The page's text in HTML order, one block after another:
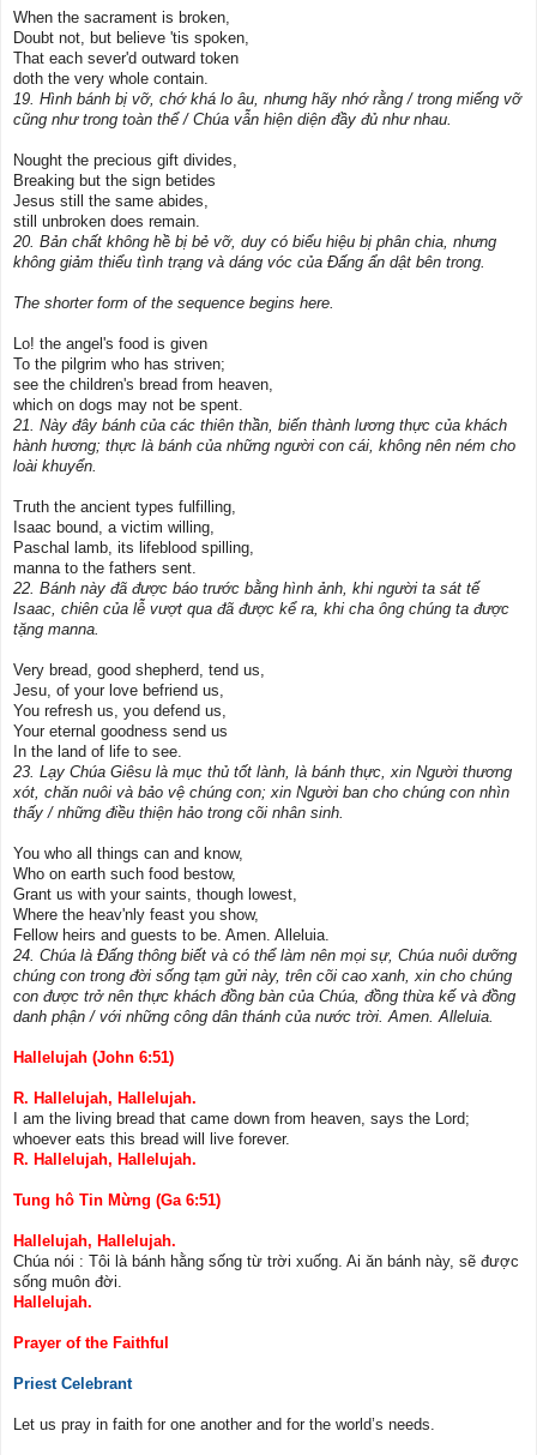
When the sacrament is broken,
Doubt not, but believe 'tis spoken,
That each sever'd outward token
doth the very whole contain.
19. Hình bánh bị vỡ, chớ khá lo âu, nhưng hãy nhớ rằng / trong miếng vỡ
cũng như trong toàn thể / Chúa vẫn hiện diện đầy đủ như nhau.
Nought the precious gift divides,
Breaking but the sign betides
Jesus still the same abides,
still unbroken does remain.
20. Bản chất không hề bị bẻ vỡ, duy có biểu hiệu bị phân chia, nhưng
không giảm thiểu tình trạng và dáng vóc của Ðấng ẩn dật bên trong.
The shorter form of the sequence begins here.
Lo! the angel's food is given
To the pilgrim who has striven;
see the children's bread from heaven,
which on dogs may not be spent.
21. Này đây bánh của các thiên thần, biến thành lương thực của khách
hành hương; thực là bánh của những người con cái, không nên ném cho
loài khuyển.
Truth the ancient types fulfilling,
Isaac bound, a victim willing,
Paschal lamb, its lifeblood spilling,
manna to the fathers sent.
22. Bánh này đã được báo trước bằng hình ảnh, khi người ta sát tế
Isaac, chiên của lễ vượt qua đã được kể ra, khi cha ông chúng ta được
tặng manna.
Very bread, good shepherd, tend us,
Jesu, of your love befriend us,
You refresh us, you defend us,
Your eternal goodness send us
In the land of life to see.
23. Lạy Chúa Giêsu là mục thủ tốt lành, là bánh thực, xin Người thương
xót, chăn nuôi và bảo vệ chúng con; xin Người ban cho chúng con nhìn
thấy / những điều thiện hảo trong cõi nhân sinh.
You who all things can and know,
Who on earth such food bestow,
Grant us with your saints, though lowest,
Where the heav'nly feast you show,
Fellow heirs and guests to be. Amen. Alleluia.
24. Chúa là Ðấng thông biết và có thể làm nên mọi sự, Chúa nuôi dưỡng
chúng con trong đời sống tạm gửi này, trên cõi cao xanh, xin cho chúng
con được trở nên thực khách đồng bàn của Chúa, đồng thừa kế và đồng
danh phận / với những công dân thánh của nước trời. Amen. Alleluia.
Hallelujah (John 6:51)
R. Hallelujah, Hallelujah.
I am the living bread that came down from heaven, says the Lord;
whoever eats this bread will live forever.
R. Hallelujah, Hallelujah.
Tung hô Tin Mừng (Ga 6:51)
Hallelujah, Hallelujah.
Chúa nói : Tôi là bánh hằng sống từ trời xuống. Ai ăn bánh này, sẽ được
sống muôn đời.
Hallelujah.
Prayer of the Faithful
Priest Celebrant
Let us pray in faith for one another and for the world’s needs.